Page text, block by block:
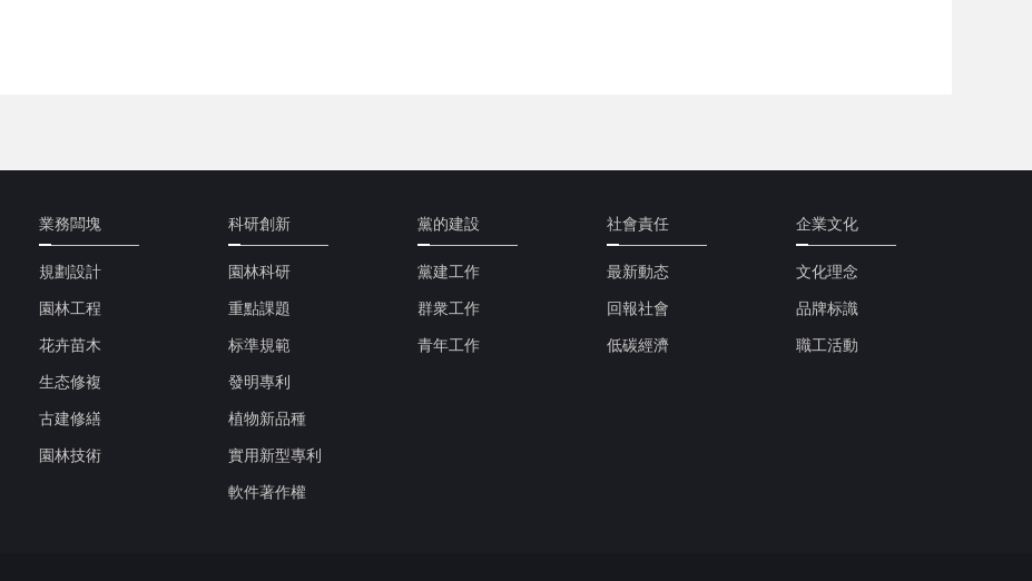
業務闆塊
規劃設計
園林工程
花卉苗木
生态修複
古建修繕
園林技術
科研創新
園林科研
重點課題
标準規範
發明專利
植物新品種
實用新型專利
軟件著作權
黨的建設
黨建工作
群衆工作
青年工作
社會責任
最新動态
回報社會
低碳經濟
企業文化
文化理念
品牌标識
職工活動